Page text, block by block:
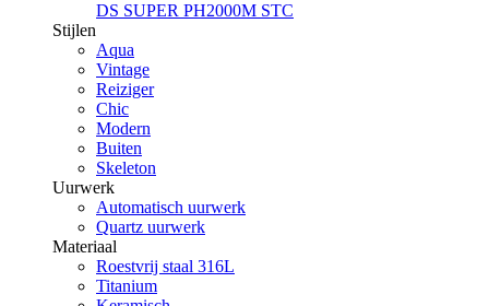
DS SUPER PH2000M STC
Stijlen
Aqua
Vintage
Reiziger
Chic
Modern
Buiten
Skeleton
Uurwerk
Automatisch uurwerk
Quartz uurwerk
Materiaal
Roestvrij staal 316L
Titanium